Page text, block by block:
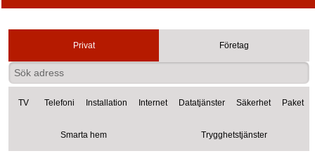
Privat Företag
TV Telefoni Installation Internet Datatjänster Säkerhet Paket
Smarta hem Trygghetstjänster